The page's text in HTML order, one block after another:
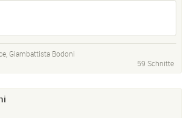
, Giambattista Bodoni
59 Schnitte